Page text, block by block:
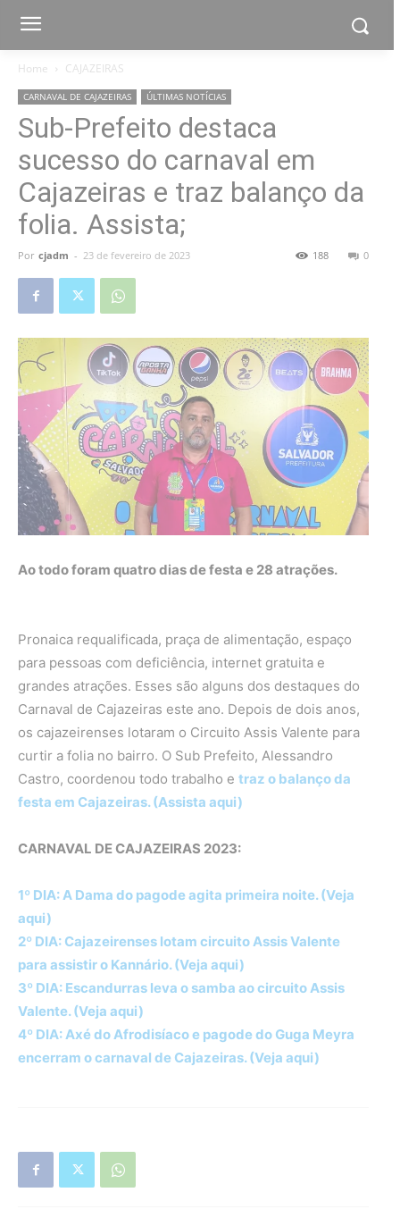
Home CAJAZEIRAS
CARNAVAL DE CAJAZEIRAS ÚLTIMAS NOTÍCIAS
Sub-Prefeito destaca
sucesso do carnaval em
Cajazeiras e traz balanço da
folia. Assista;
Por cjadm - 23 de fevereiro de 2023 0
188
Ao todo foram quatro dias de festa e 28 atrações.
Pronaica requalificada, praça de alimentação, espaço
para pessoas com deficiência, internet gratuita e
grandes atrações. Esses são alguns dos destaques do
Carnaval de Cajazeiras este ano. Depois de dois anos,
os cajazeirenses lotaram o Circuito Assis Valente para
curtir a folia no bairro. O Sub Prefeito, Alessandro
Castro, coordenou todo trabalho e traz o balanço da
festa em Cajazeiras. (Assista aqui)
CARNAVAL DE CAJAZEIRAS 2023:
1º DIA: A Dama do pagode agita primeira noite. (Veja
aqui)
2º DIA: Cajazeirenses lotam circuito Assis Valente
para assistir o Kannário. (Veja aqui)
3º DIA: Escandurras leva o samba ao circuito Assis
Valente. (Veja aqui)
4º DIA: Axé do Afrodisíaco e pagode do Guga Meyra
encerram o carnaval de Cajazeiras. (Veja aqui)